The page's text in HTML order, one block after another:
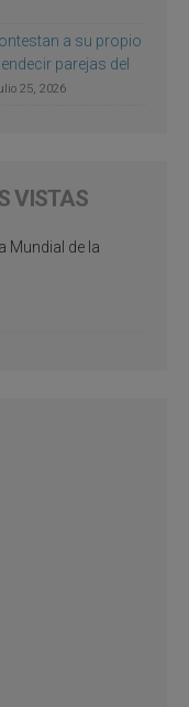
a su propio
parejas del
25, 2026
VISTAS
Mundial de la